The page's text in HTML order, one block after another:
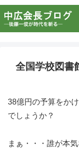
全国学校図書
38億円の予算をか
でしょうか？
まぁ・・・誰が本